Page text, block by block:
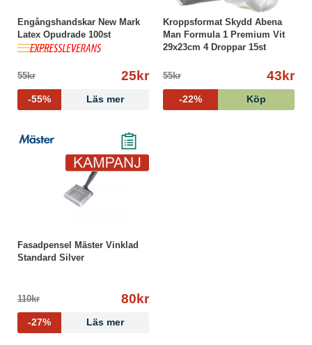
Engångshandskar New Mark
Latex Opudrade 100st
55kr 25kr
-55% Läs mer
Kroppsformat Skydd Abena
Man Formula 1 Premium Vit
29x23cm 4 Droppar 15st
55kr 43kr
-22% Köp
Fasadpensel Mäster Vinklad
Standard Silver
110kr 80kr
-27% Läs mer